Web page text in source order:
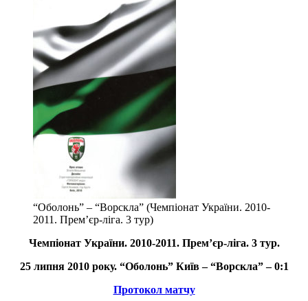
“Оболонь” – “Ворскла” (Чемпіонат України. 2010-
2011. Прем’єр-ліга. 3 тур)
Чемпіонат України. 2010-2011. Прем’єр-ліга. 3 тур.
25 липня 2010 року. “Оболонь” Київ – “Ворскла” – 0:1
Протокол матчу